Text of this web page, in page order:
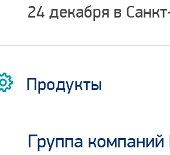
24 декабря в
Продукты
Группа